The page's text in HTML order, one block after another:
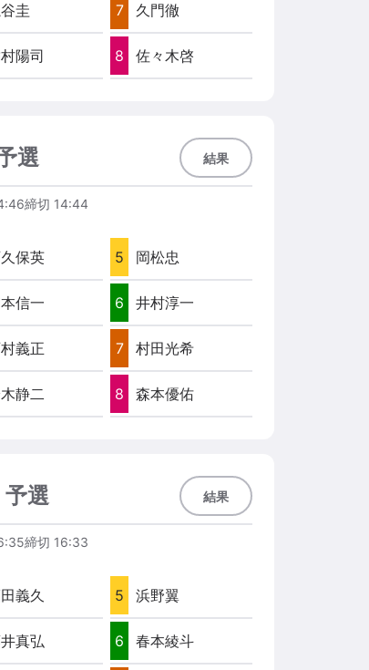
圭
陽司
7 久門徹
8 佐々木啓
選 結果
締切 14:44
保英
信一
義正
静二
5 岡松忠
6 井村淳一
7 村田光希
8 森本優佑
予選 結果
締切 16:33
義久
真弘
5 浜野翼
6 春本綾斗